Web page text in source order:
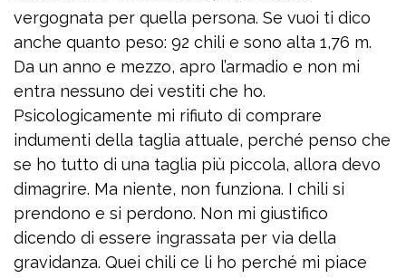
vergognata per quella persona. Se vuoi ti dico
anche quanto peso: 92 chili e sono alta 1,76 m.
Da un anno e mezzo, apro l’armadio e non mi
entra nessuno dei vestiti che ho.
Psicologicamente mi rifiuto di comprare
indumenti della taglia attuale, perché penso che
se ho tutto di una taglia più piccola, allora devo
dimagrire. Ma niente, non funziona. I chili si
prendono e si perdono. Non mi giustifico
dicendo di essere ingrassata per via della
gravidanza. Quei chili ce li ho perché mi piace